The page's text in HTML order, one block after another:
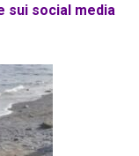
sui social media